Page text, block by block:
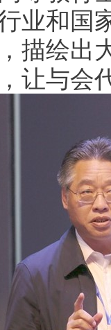
业和国
描绘出
让与会